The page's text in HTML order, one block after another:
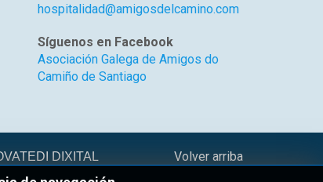
hospitalidad@amigosdelcamino.com
Síguenos en Facebook
Asociación Galega de Amigos do
Camiño de Santiago
Volver arriba
DIXITAL